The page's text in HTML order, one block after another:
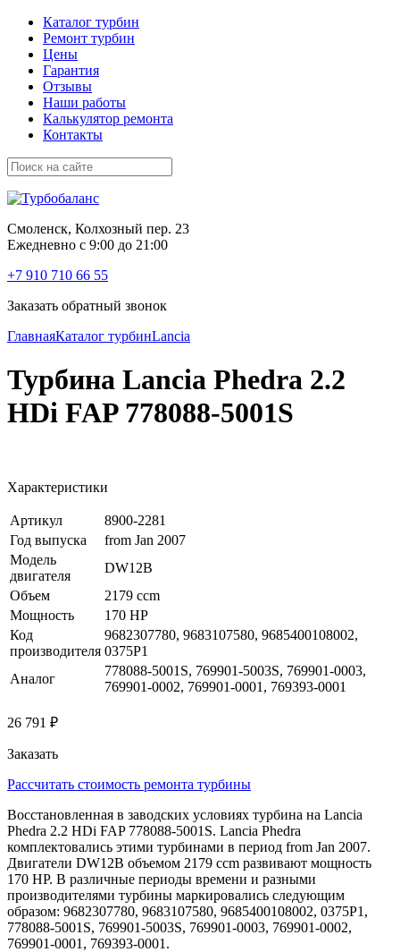
Каталог турбин
Ремонт турбин
Цены
Гарантия
Отзывы
Наши работы
Калькулятор ремонта
Контакты
Смоленск, Колхозный пер. 23
Ежедневно с 9:00 до 21:00
+7 910 710 66 55
Заказать обратный звонок
ГлавнаяКаталог турбинLancia
Турбина Lancia Phedra 2.2
HDi FAP 778088-5001S
Характеристики
Артикул
8900-2281
Год выпуска
from Jan 2007
Модель
двигателя
DW12B
Объем
2179 ccm
Мощность
170 HP
Код
производителя
9682307780, 9683107580, 9685400108002,
0375P1
Аналог
778088-5001S, 769901-5003S, 769901-0003,
769901-0002, 769901-0001, 769393-0001
26 791 ₽
Заказать
Рассчитать стоимость ремонта турбины
Восстановленная в заводских условиях турбина на Lancia
Phedra 2.2 HDi FAP 778088-5001S. Lancia Phedra
комплектовались этими турбинами в период from Jan 2007.
Двигатели DW12B объемом 2179 ccm развивают мощность
170 HP. В различные периоды времени и разными
производителями турбины маркировались следующим
образом: 9682307780, 9683107580, 9685400108002, 0375P1,
778088-5001S, 769901-5003S, 769901-0003, 769901-0002,
769901-0001, 769393-0001.